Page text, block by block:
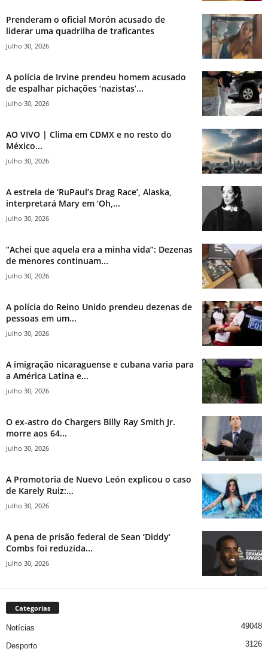
Prenderam o oficial Morón acusado de
liderar uma quadrilha de traficantes
Julho 30, 2026
A polícia de Irvine prendeu homem acusado
de espalhar pichações ‘nazistas’...
Julho 30, 2026
AO VIVO | Clima em CDMX e no resto do
México...
Julho 30, 2026
A estrela de ‘RuPaul’s Drag Race’, Alaska,
interpretará Mary em ‘Oh,...
Julho 30, 2026
“Achei que aquela era a minha vida”: Dezenas
de menores continuam...
Julho 30, 2026
A polícia do Reino Unido prendeu dezenas de
pessoas em um...
Julho 30, 2026
A imigração nicaraguense e cubana varia para
a América Latina e...
Julho 30, 2026
O ex-astro do Chargers Billy Ray Smith Jr.
morre aos 64...
Julho 30, 2026
A Promotoria de Nuevo León explicou o caso
de Karely Ruiz:...
Julho 30, 2026
A pena de prisão federal de Sean ‘Diddy’
Combs foi reduzida...
Julho 30, 2026
Categorias
Notícias 49048
Desporto 3126